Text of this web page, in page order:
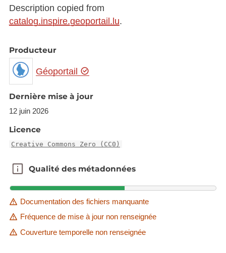
Description copied from
catalog.inspire.geoportail.lu.
Producteur
Géoportail
Dernière mise à jour
12 juin 2026
Licence
Creative Commons Zero (CC0)
Qualité des métadonnées
Qualité des métadonnées
Documentation des fichiers manquante
Fréquence de mise à jour non renseignée
Couverture temporelle non renseignée